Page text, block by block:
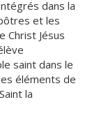
dans la
et les
Christ Jésus
saint dans le
éléments de
la